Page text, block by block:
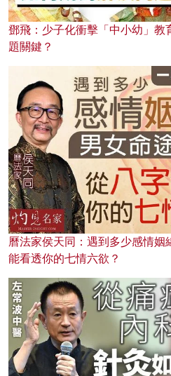
鄧飛：少子化衝擊「中小幼」教
題關鍵？
曆法家侯天同：遇到多少感情姻
能看透你的七情六欲？